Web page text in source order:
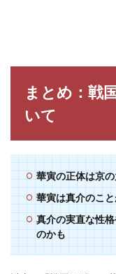
まとめ：戦
いて
華寅の正体は京
華寅は真介のこ
真介の実直な性
のかも